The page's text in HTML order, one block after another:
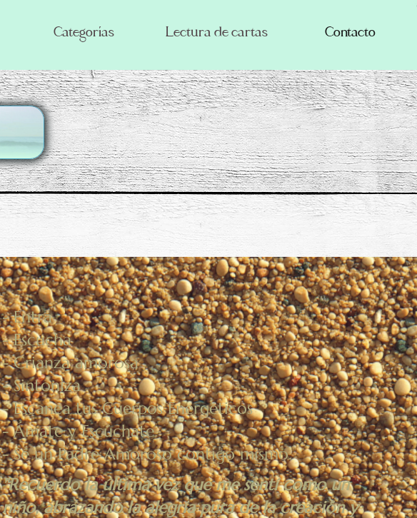
Categorías Lectura de cartas Contacto
- Entra
- Escucha
- Crianza amorosa
- Sintoniza
- Escanea tus Cuerpos Energéticos
- Ámate y Escúchate
- Sé un Padre Amoroso contigo mismo.
"Recuerdo la última vez que me sentí como un
niño, abrazando la alegría pura de la creación y